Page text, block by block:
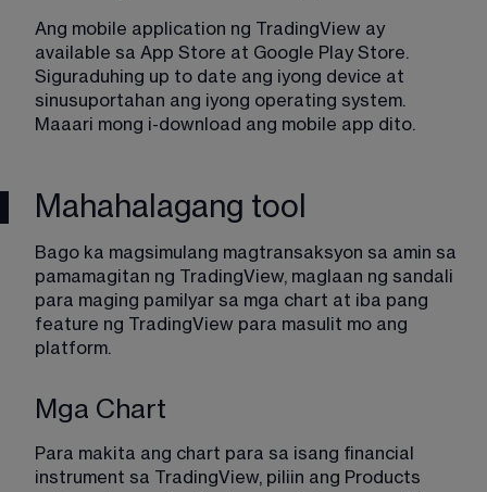
Ang mobile application ng TradingView ay
available sa App Store at Google Play Store.
Siguraduhing up to date ang iyong device at
sinusuportahan ang iyong operating system.
Maaari mong i-download ang mobile app dito.
Mahahalagang tool
Bago ka magsimulang magtransaksyon sa amin sa
pamamagitan ng TradingView, maglaan ng sandali
para maging pamilyar sa mga chart at iba pang
feature ng TradingView para masulit mo ang
platform.
Mga Chart
Para makita ang chart para sa isang financial
instrument sa TradingView, piliin ang Products